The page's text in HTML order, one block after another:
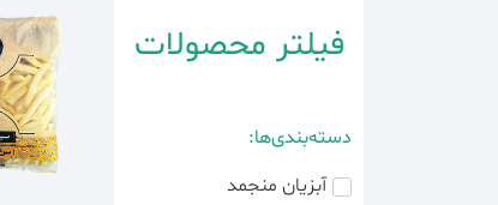
فیلتر محصولات
دسته‌بندی‌ها:
آبزیان منجمد